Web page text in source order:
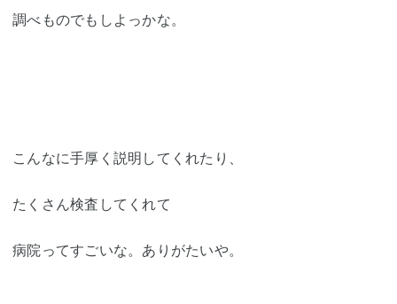
調べものでもしよっかな。
こんなに手厚く説明してくれたり、
たくさん検査してくれて
病院ってすごいな。ありがたいや。